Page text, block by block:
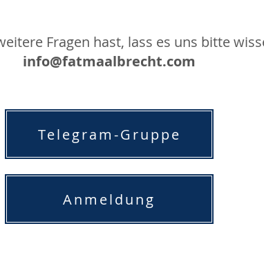
Fragen hast, lass es uns bitte
info@fatmaalbrecht.com
Telegram-Gruppe
Anmeldung